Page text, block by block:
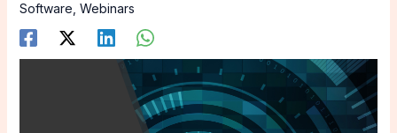
Software Webinars